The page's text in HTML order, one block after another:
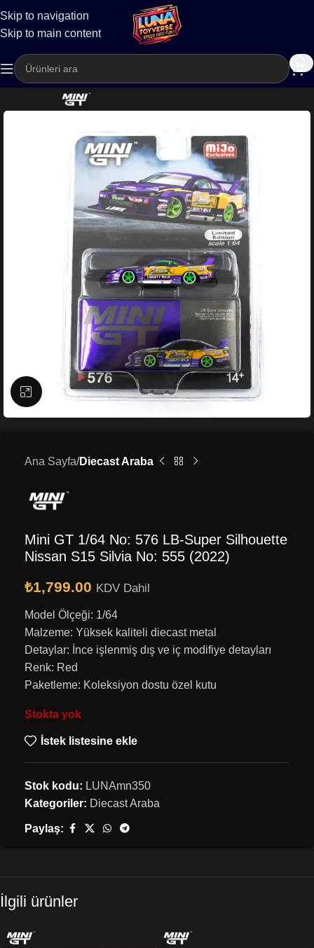
Skip to navigation
Skip to main content
Kargo
Büyütmek için tıklayın
Ana Sayfa Diecast Araba
Mini GT 1/64 No: 576 LB-Super Silhouette
Nissan S15 Silvia No: 555 (2022)
₺1,799.00 KDV Dahil
Model Ölçeği: 1/64
Malzeme: Yüksek kaliteli diecast metal
Detaylar: İnce işlenmiş dış ve iç modifiye detayları
Renk: Red
Paketleme: Koleksiyon dostu özel kutu
Stokta yok
İstek listesine ekle
Stok kodu: LUNAmn350
Kategoriler: Diecast Araba
Paylaş:
İlgili ürünler